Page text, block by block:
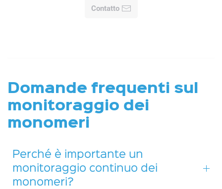
Contatto
Domande frequenti sul
monitoraggio dei
monomeri
Perché è importante un
monitoraggio continuo dei
monomeri?